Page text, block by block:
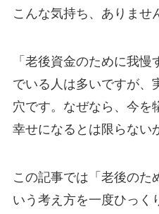
こんな気持ち、ありませ
「老後資金のために我
でいる人は多いですが、
穴です。なぜなら、今を
幸せになるとは限らない
この記事では「老後のた
いう考え方を一度ひっく